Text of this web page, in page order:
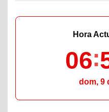
Hora
06
dom, 9